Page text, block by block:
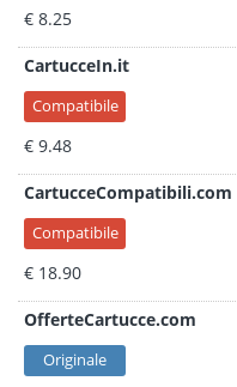
€ 8.25
CartucceIn.it
Compatibile
€ 9.48
CartucceCompatibili.com
Compatibile
€ 18.90
OfferteCartucce.com
Originale